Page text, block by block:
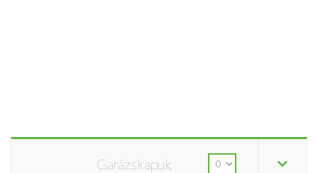
Garázskapuk